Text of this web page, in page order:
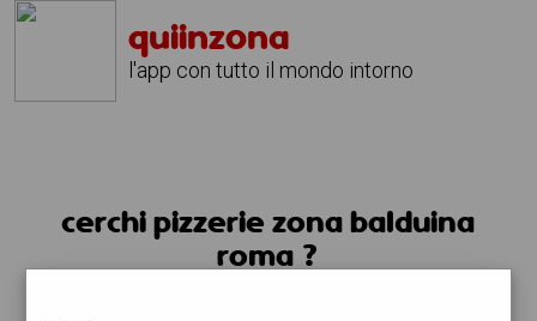
quiinzona
l'app con tutto il mondo intorno
cerchi pizzerie zona balduina
roma ?